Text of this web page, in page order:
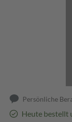
Persönliche
Heute bestellt